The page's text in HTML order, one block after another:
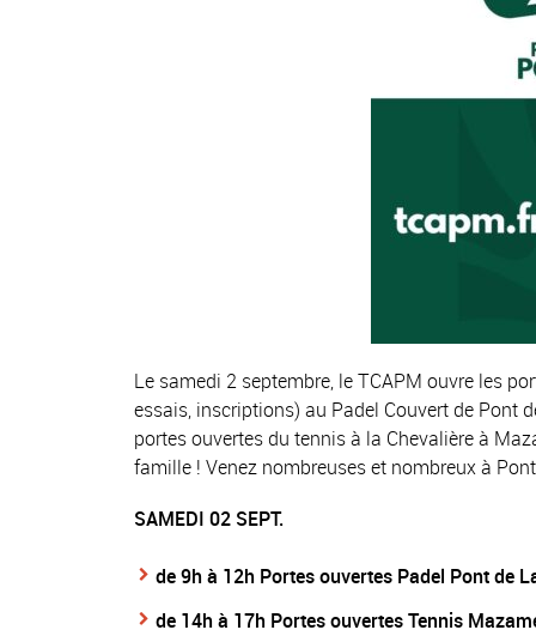
Le samedi 2 septembre, le TCAPM ouvre les
essais, inscriptions) au Padel Couvert de Pont
portes ouvertes du tennis à la Chevalière à
famille ! Venez nombreuses et nombreux à
SAMEDI 02 SEPT.
de 9h à 12h Portes ouvertes Padel Pont de
de 14h à 17h Portes ouvertes Tennis